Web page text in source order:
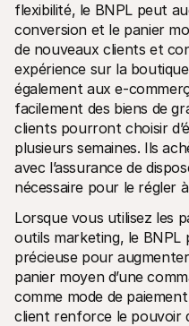
flexibilité, le BNPL peut
conversion et le panier
de nouveaux clients et
expérience sur la
également aux e-
facilement des biens de
clients pourront choisir
plusieurs semaines. Ils
avec l’assurance de
nécessaire pour le régler
Lorsque vous utilisez les
outils marketing, le
précieuse pour
panier moyen d’une
comme mode de
client renforce le pouvoir